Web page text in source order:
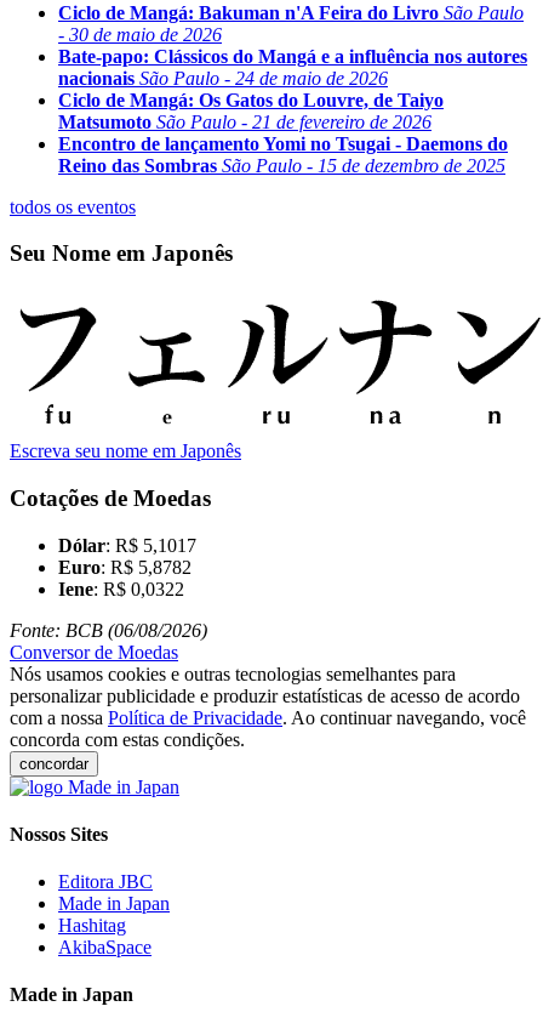
Ciclo de Mangá: Bakuman n'A Feira do Livro São Paulo
- 30 de maio de 2026
Bate-papo: Clássicos do Mangá e a influência nos autores
nacionais São Paulo - 24 de maio de 2026
Ciclo de Mangá: Os Gatos do Louvre, de Taiyo
Matsumoto São Paulo - 21 de fevereiro de 2026
Encontro de lançamento Yomi no Tsugai - Daemons do
Reino das Sombras São Paulo - 15 de dezembro de 2025
todos os eventos
Seu Nome em Japonês
Escreva seu nome em Japonês
Cotações de Moedas
Dólar: R$ 5,1017
Euro: R$ 5,8782
Iene: R$ 0,0322
Fonte: BCB (06/08/2026)
Conversor de Moedas
Nós usamos cookies e outras tecnologias semelhantes para
personalizar publicidade e produzir estatísticas de acesso de acordo
com a nossa Política de Privacidade. Ao continuar navegando, você
concorda com estas condições.
concordar
Nossos Sites
Editora JBC
Made in Japan
Hashitag
AkibaSpace
Made in Japan